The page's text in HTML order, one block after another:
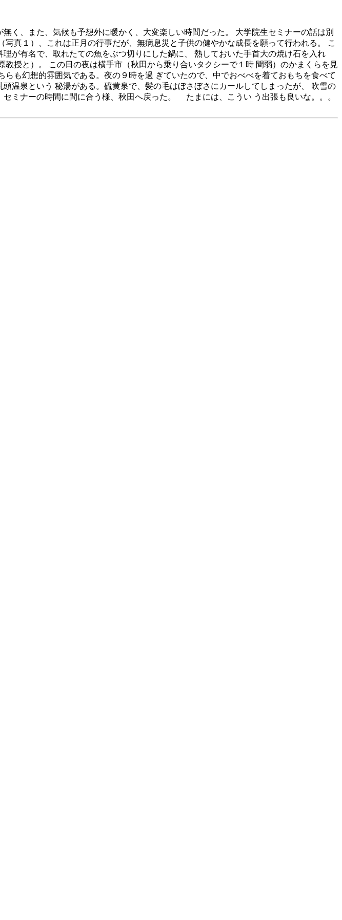
、また、気候も予想外に暖かく、大変楽しい時間だった。 大学院生セミナーの話は別
１）、これは正月の行事だが、無病息災と子供の健やかな成長を願って行われる。 こ
が有名で、取れたての魚をぶつ切りにした鍋に、 熱しておいた手首大の焼け石を入れ
授と）。 この日の夜は横手市（秋田から乗り合いタクシーで１時 間弱）のかまくらを見
も幻想的雰囲気である。夜の９時を過 ぎていたので、中でおべべを着ておもちを食べて
温泉という 秘湯がある。硫黄泉で、髪の毛はぼさぼさにカールしてしまったが、 吹雪の
ミナーの時間に間に合う様、秋田へ戻った。 たまには、こうい う出張も良いな。。。